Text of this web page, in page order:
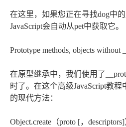
在这里，如果您正在寻找dog中
JavaScript会自动从pet中获取它。
Prototype methods, objects without
在原型继承中，我们使用了
时了。在这个高级JavaScript教
的现代方法：
Object.create（proto [，